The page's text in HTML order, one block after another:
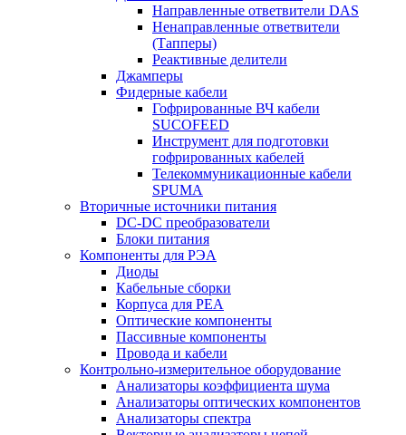
Направленные ответвители DAS
Ненаправленные ответвители
(Тапперы)
Реактивные делители
Джамперы
Фидерные кабели
Гофрированные ВЧ кабели
SUCOFEED
Инструмент для подготовки
гофрированных кабелей
Телекоммуникационные кабели
SPUMA
Вторичные источники питания
DC-DC преобразователи
Блоки питания
Компоненты для РЭА
Диоды
Кабельные сборки
Корпуса для РЕА
Оптические компоненты
Пассивные компоненты
Провода и кабели
Контрольно-измерительное оборудование
Анализаторы коэффициента шума
Анализаторы оптических компонентов
Анализаторы спектра